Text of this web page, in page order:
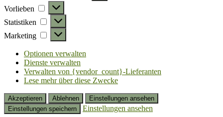
Vorlieben
Vorlieben
Statistiken Statistiken
Marketing Marketing
Optionen verwalten
Dienste verwalten
Verwalten von {vendor_count}-Lieferanten
Lese mehr über diese Zwecke
Akzeptieren Ablehnen
Einstellungen ansehen
Einstellungen speichern
Einstellungen ansehen